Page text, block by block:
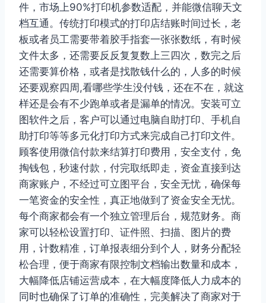
件，市场上90%打印机参数适配，并能微信聊天文
档互通。传统打印模式的打印店结账时间过长，老
板或者员工需要带着胶手指套一张张数纸，有时候
文件太多，还需要反反复复数上三四次，数完之后
还需要算价格，或者是找散钱什么的，人多的时候
还要观察四周,看哪些学生没付钱，还在不在，就这
样还是会有不少跑单或者是漏单的情况。安装可立
图软件之后，客户可以通过电脑自助打印、手机自
助打印等等多元化打印方式来完成自己打印文件。
顾客使用微信付款来结算打印费用，安全支付，免
掏钱包，秒速付款，付完取纸即走，资金直接到达
商家账户，不经过可立图平台，安全无忧，确保每
一笔资金的安全性，真正地做到了资金安全无忧。
每个商家都会有一个独立管理后台，规范财务。商
家可以轻松设置打印、证件照、扫描、图片的费
用，计数精准，订单报表细分到个人，财务分配轻
松合理，便于商家有限控制文档输出数量和成本，
大幅降低店铺运营成本，在大幅度降低人力成本的
同时也确保了订单的准确性，完美解决了商家对于